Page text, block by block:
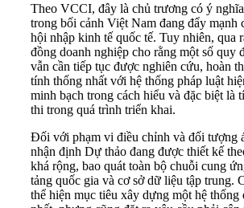
Theo VCCI, đây là chủ trương có ý
trong bối cảnh Việt Nam đang đẩy mạnh
hội nhập kinh tế quốc tế. Tuy nhiên, qua
đồng doanh nghiệp cho rằng một số quy
vẫn cần tiếp tục được nghiên cứu, hoàn
tính thống nhất với hệ thống pháp luật
minh bạch trong cách hiểu và đặc biệt là
thi trong quá trình triển khai.
Đối với phạm vi điều chỉnh và đối tượng
nhận định Dự thảo đang được thiết kế
khá rộng, bao quát toàn bộ chuỗi cung
tảng quốc gia và cơ sở dữ liệu tập trung.
thể hiện mục tiêu xây dựng một hệ thống